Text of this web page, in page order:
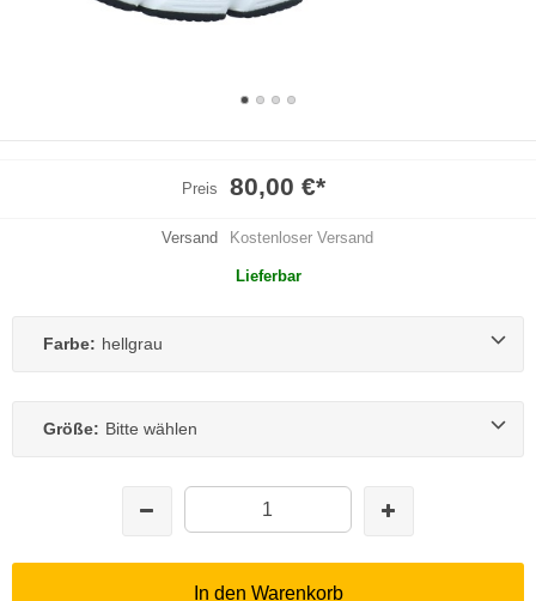
Preis 80,00 €*
Versand Kostenloser Versand
Lieferbar
Farbe: hellgrau
Größe: Bitte wählen
In den Warenkorb